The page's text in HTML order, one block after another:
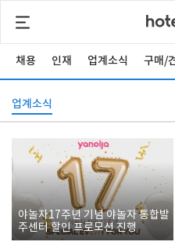
채용 인재 업계소식 구매/
업계소식
야놀자17주년 기념 야놀자 통합발
주센터 할인 프로모션 진행